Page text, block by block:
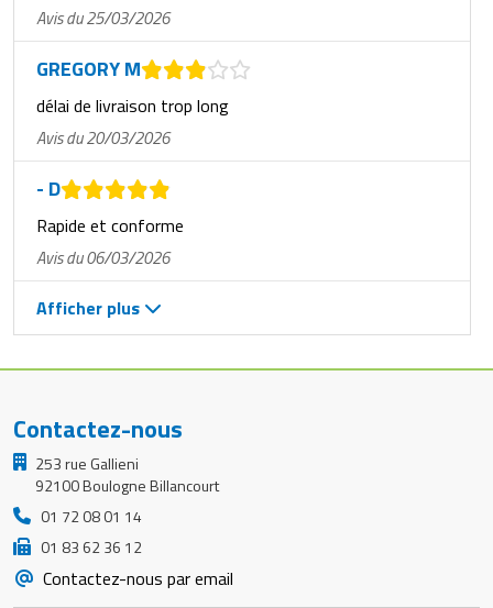
Avis du 25/03/2026
GREGORY M
délai de livraison trop long
Avis du 20/03/2026
- D
Rapide et conforme
Avis du 06/03/2026
Afficher plus
Contactez-nous
253 rue Gallieni
92100 Boulogne Billancourt
01 72 08 01 14
01 83 62 36 12
Contactez-nous par email